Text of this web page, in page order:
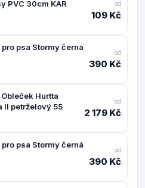
PVC 30cm KAR od
109 Kč
psa Stormy černá
od
390 Kč
Hurtta
II petrželový 55
od
2 179 Kč
psa Stormy černá
od
390 Kč